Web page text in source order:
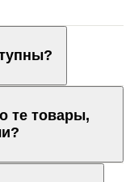
те товары,